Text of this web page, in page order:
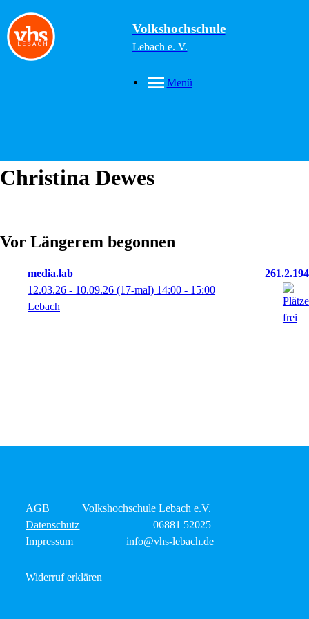
Volkshochschule
Lebach e. V.
Menü
Christina Dewes
Vor Längerem begonnen
media.lab
261.2.194
12.03.26 - 10.09.26 (17-mal) 14:00 - 15:00
Lebach
AGB
Datenschutz
Impressum
Volkshochschule Lebach e.V.
06881 52025
info@vhs-lebach.de
Widerruf erklären